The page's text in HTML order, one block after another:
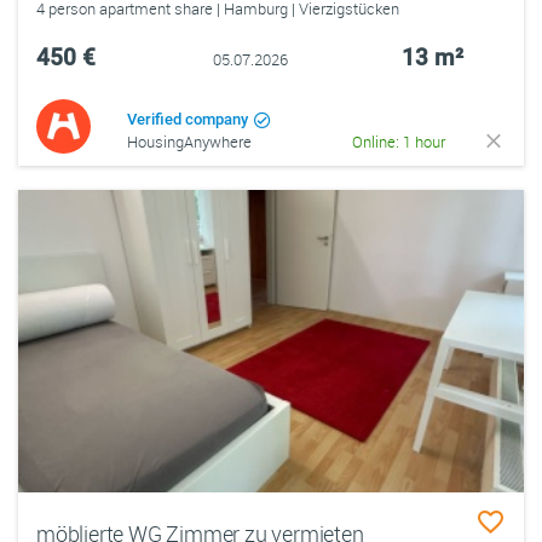
4 person apartment share | Hamburg | Vierzigstücken
450 € 05.07.2026 13 m²
Verified company
HousingAnywhere Online: 1 hour
möblierte WG Zimmer zu vermieten